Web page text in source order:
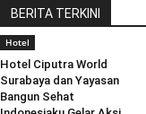
BERITA TERKINI
Hotel
Hotel Ciputra World
Surabaya dan Yayasan
Bangun Sehat